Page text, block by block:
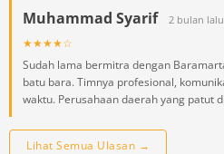
Muhammad Syarif 2 bulan lalu
★★★★☆
Sudah lama bermitra dengan
batu bara. Timnya profesional,
waktu. Perusahaan daerah yang patut
Lihat Semua Ulasan →